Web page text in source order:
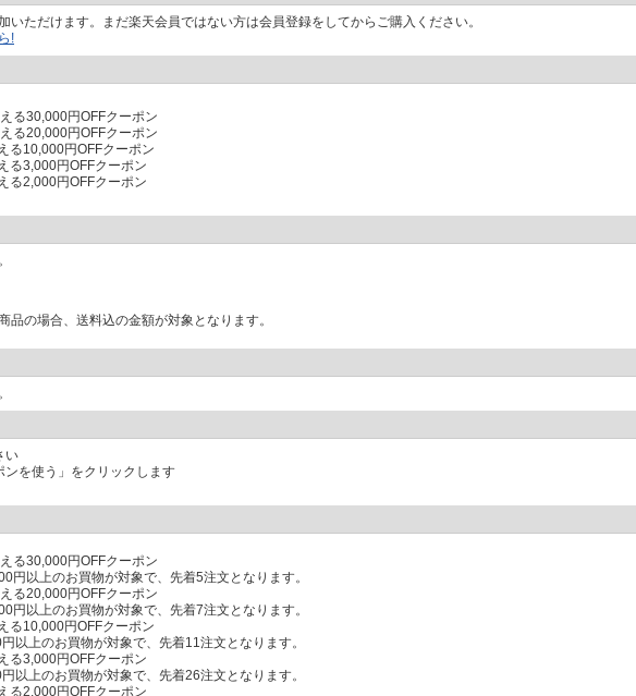
ただけます。まだ楽天会員ではない方は会員登録をしてからご購入ください。
!
る30,000円OFFクーポン
る20,000円OFFクーポン
る10,000円OFFクーポン
る3,000円OFFクーポン
る2,000円OFFクーポン
の場合、送料込の金額が対象となります。
い
を使う」をクリックします
る30,000円OFFクーポン
以上のお買物が対象で、先着5注文となります。
る20,000円OFFクーポン
以上のお買物が対象で、先着7注文となります。
る10,000円OFFクーポン
上のお買物が対象で、先着11注文となります。
る3,000円OFFクーポン
上のお買物が対象で、先着26注文となります。
る2,000円OFFクーポン